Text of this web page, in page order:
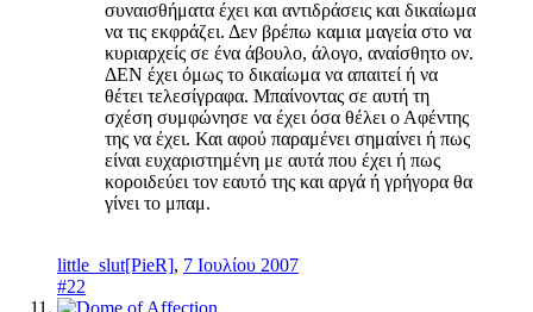
συναισθήματα έχει και αντιδράσεις και δικαίωμα
να τις εκφράζει. Δεν βρέπω καμια μαγεία στο να
κυριαρχείς σε ένα άβουλο, άλογο, αναίσθητο ον.
ΔΕΝ έχει όμως το δικαίωμα να απαιτεί ή να
θέτει τελεσίγραφα. Μπαίνοντας σε αυτή τη
σχέση συμφώνησε να έχει όσα θέλει ο Αφέντης
της να έχει. Και αφού παραμένει σημαίνει ή πως
είναι ευχαριστημένη με αυτά που έχει ή πως
κοροιδεύει τον εαυτό της και αργά ή γρήγορα θα
γίνει το μπαμ.
little_slut[PieR], 7 Ιουλίου 2007
#22